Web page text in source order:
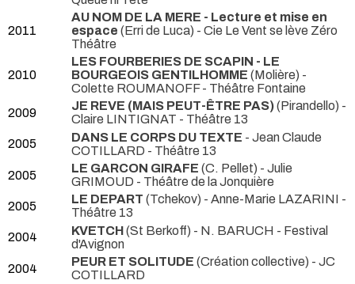
2011
AU NOM DE LA MERE - Lecture et mise en
espace (Erri de Luca) - Cie Le Vent se lève Zéro
Théâtre
2010
LES FOURBERIES DE SCAPIN - LE
BOURGEOIS GENTILHOMME (Molière) -
Colette ROUMANOFF- Théâtre Fontaine
2009
JE REVE (MAIS PEUT-ÊTRE PAS)(Pirandello) -
Claire LINTIGNAT - Théâtre 13
2005
DANS LE CORPS DU TEXTE - Jean Claude
COTILLARD - Théâtre 13
2005
LE GARCON GIRAFE (C. Pellet) - Julie
GRIMOUD - Théâtre de la Jonquière
2005
LE DEPART (Tchekov) - Anne-Marie LAZARINI -
Théâtre 13
2004
KVETCH(St Berkoff) - N. BARUCH - Festival
d'Avignon
2004
PEUR ET SOLITUDE (Création collective) - JC
COTILLARD